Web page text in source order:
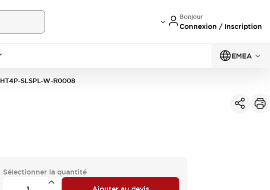
Bonjour
Connexion / Inscription
EMEA
HT4P-SLSPL-W-R0008
Sélectionner la quantité